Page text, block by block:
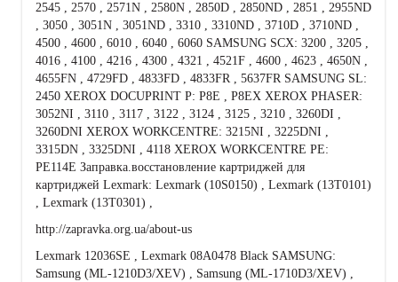
2545 , 2570 , 2571N , 2580N , 2850D , 2850ND , 2851 , 2955ND
, 3050 , 3051N , 3051ND , 3310 , 3310ND , 3710D , 3710ND ,
4500 , 4600 , 6010 , 6040 , 6060 SAMSUNG SCX: 3200 , 3205 ,
4016 , 4100 , 4216 , 4300 , 4321 , 4521F , 4600 , 4623 , 4650N ,
4655FN , 4729FD , 4833FD , 4833FR , 5637FR SAMSUNG SL:
2450 XEROX DOCUPRINT P: P8E , P8EX XEROX PHASER:
3052NI , 3110 , 3117 , 3122 , 3124 , 3125 , 3210 , 3260DI ,
3260DNI XEROX WORKCENTRE: 3215NI , 3225DNI ,
3315DN , 3325DNI , 4118 XEROX WORKCENTRE PE:
PE114E Заправка.восстановление картриджей для
картриджей Lexmark: Lexmark (10S0150) , Lexmark (13T0101)
, Lexmark (13T0301) ,
http://zapravka.org.ua/about-us
Lexmark 12036SE , Lexmark 08A0478 Black SAMSUNG:
Samsung (ML-1210D3/XEV) , Samsung (ML-1710D3/XEV) ,